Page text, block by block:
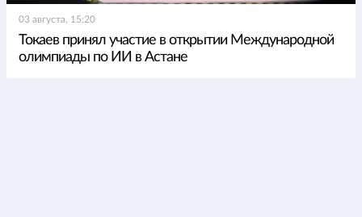
03 августа, 15:20
Токаев принял участие в открытии Международной
олимпиады по ИИ в Астане